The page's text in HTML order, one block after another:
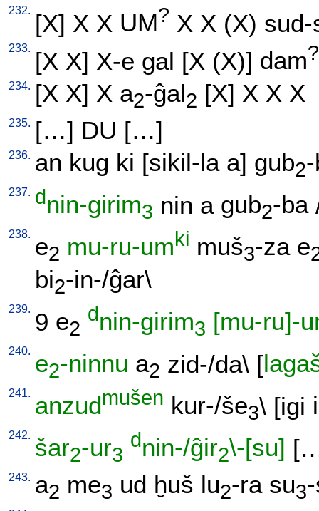
232. [X] X X UM? X X (X) sud-
233. [X X] X-e gal [X (X)] dam?
234. [X X] X a2-ĝal2 [X] X X X
235. […] DU […]
236. an kug ki [sikil-la a] gub2
237. dnin-girim3 nin a gub2-ba
238. e2 mu-ru-umki muš3-za e
bi2-in-/ĝar\
239. 9 e2
dnin-girim3 [mu-ru]-
240. e2-ninnu a2 zid-/da\ [
241. anzudmušen kur-/še3\ [igi
242. šar2-ur3
dnin-/ĝir2\-[su] [
243. a2 me3 ud ḫuš lu2-ra su3